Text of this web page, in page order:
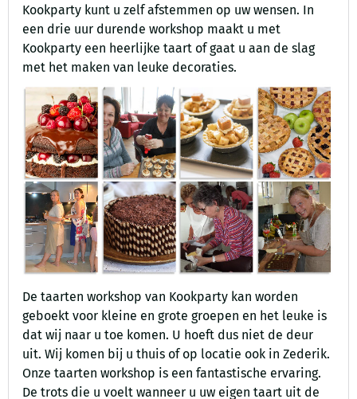
Kookparty kunt u zelf afstemmen op uw wensen. In
een drie uur durende workshop maakt u met
Kookparty een heerlijke taart of gaat u aan de slag
met het maken van leuke decoraties.
De taarten workshop van Kookparty kan worden
geboekt voor kleine en grote groepen en het leuke is
dat wij naar u toe komen. U hoeft dus niet de deur
uit. Wij komen bij u thuis of op locatie ook in Zederik.
Onze taarten workshop is een fantastische ervaring.
De trots die u voelt wanneer u uw eigen taart uit de